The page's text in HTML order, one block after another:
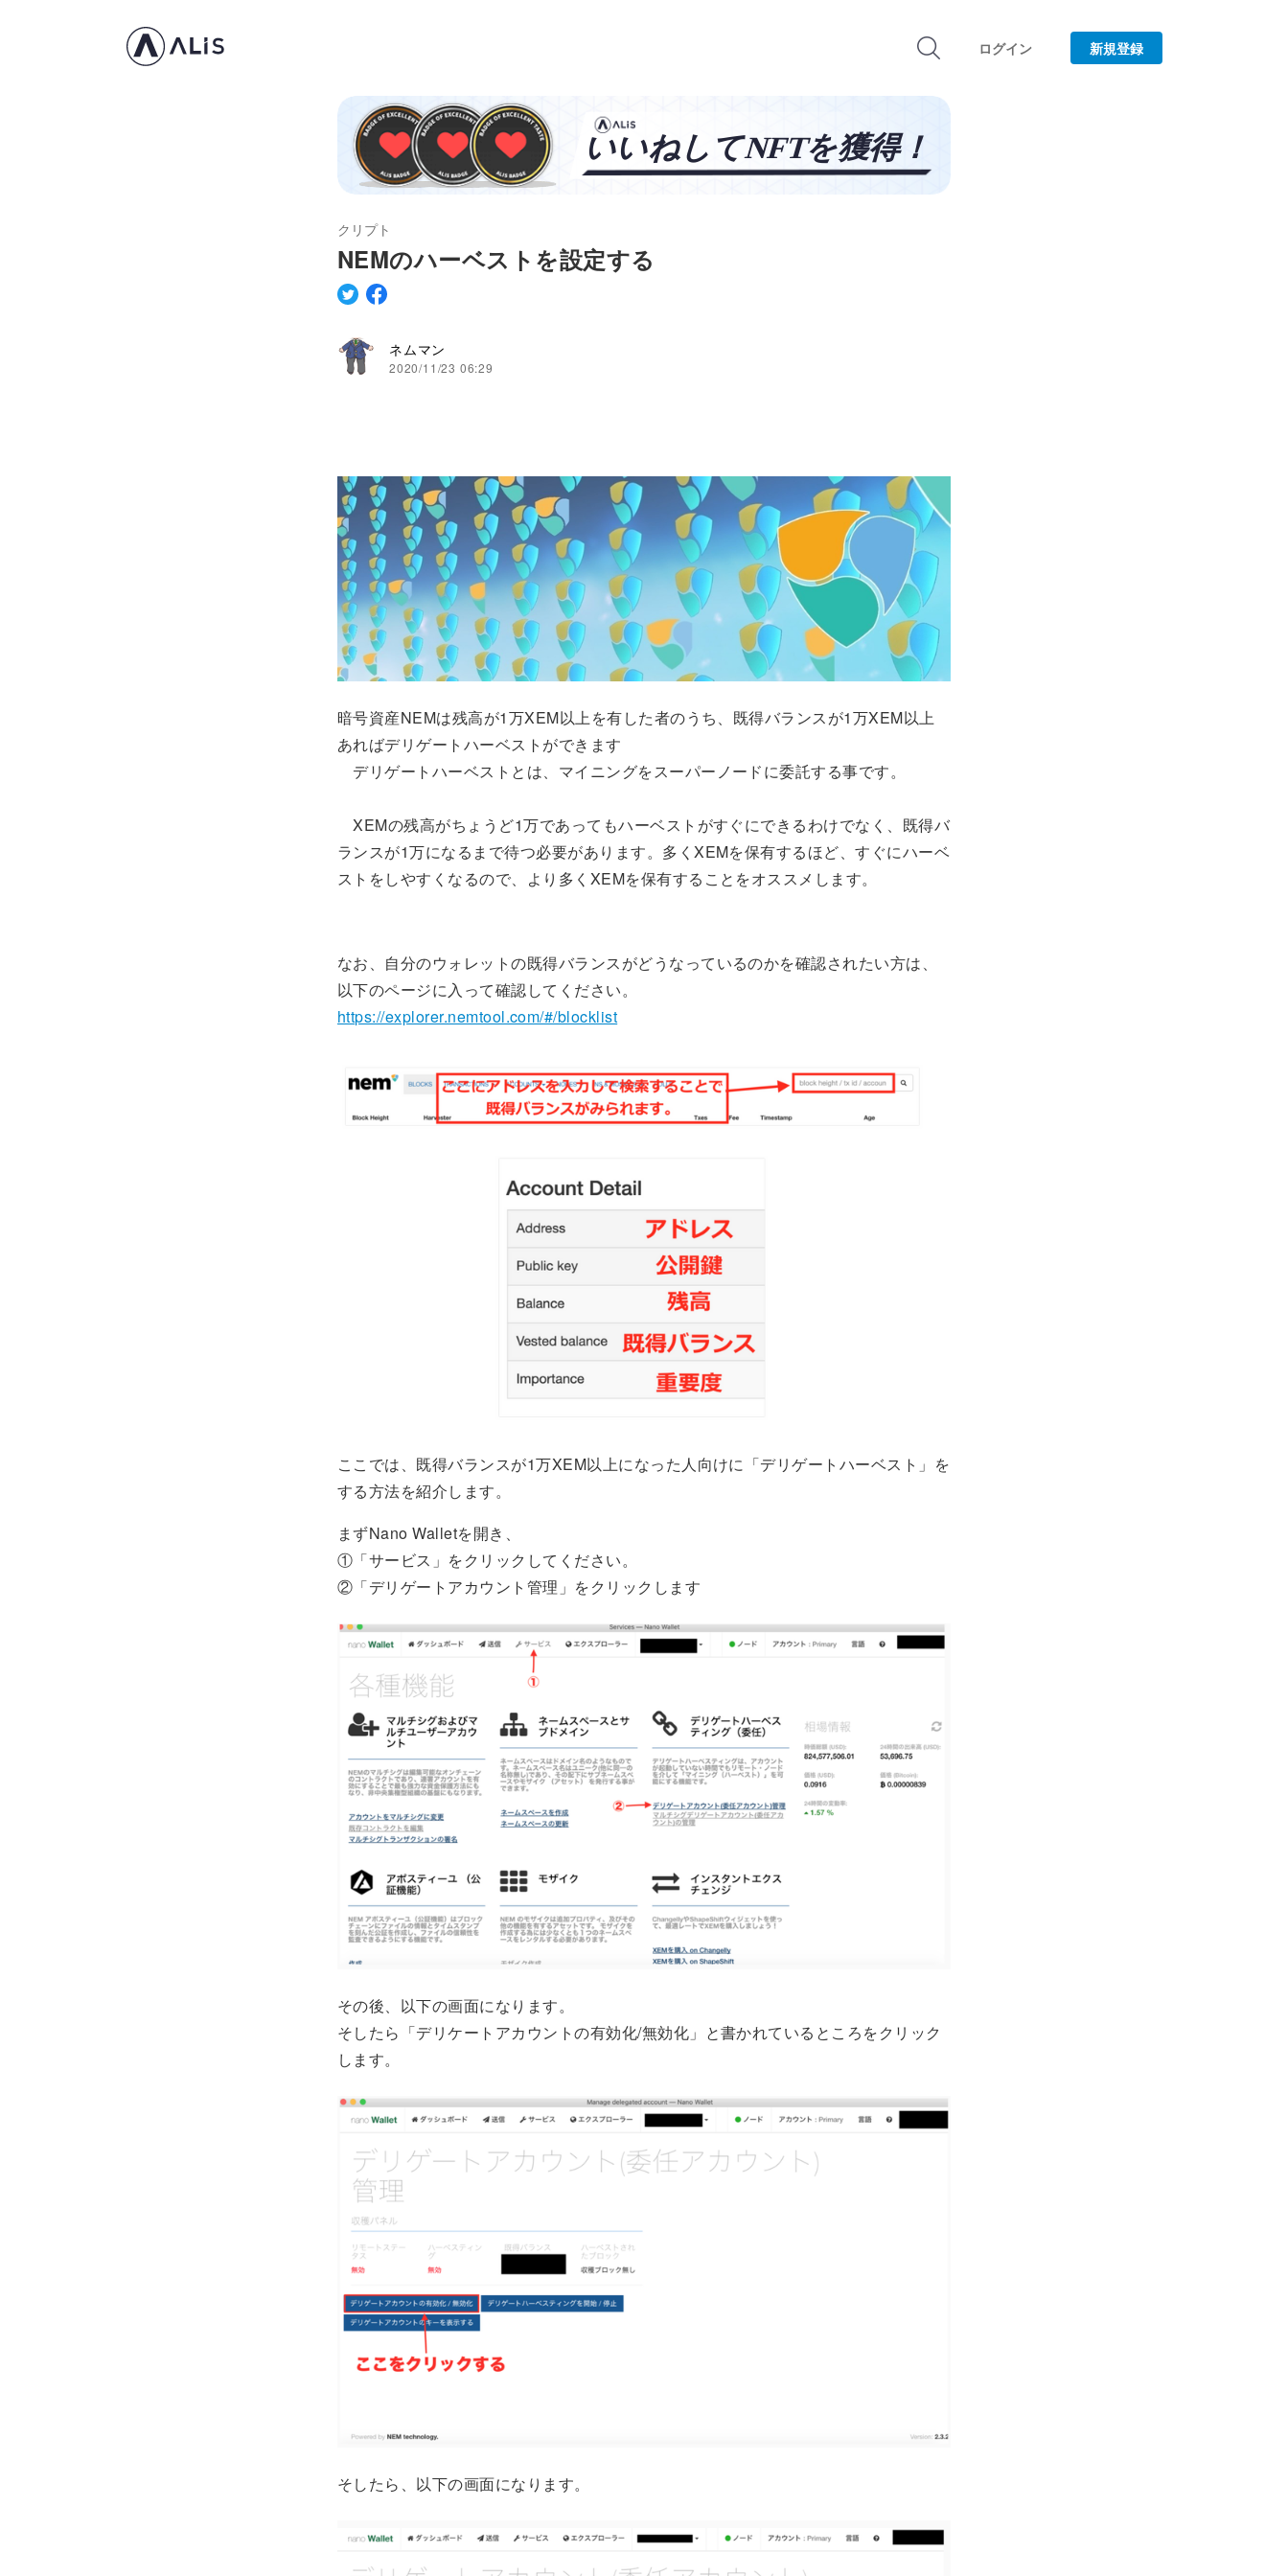
ログイン 新規登録
クリプト
NEMのハーベストを設定する
ネムマン
2020/11/23 06:29
暗号資産NEMは残高が1万XEM以上を有した者のうち、既得バランスが1万XEM以上
あればデリゲートハーベストができます
デリゲートハーベストとは、マイニングをスーパーノードに委託する事です。
XEMの残高がちょうど1万であってもハーベストがすぐにできるわけでなく、既得バ
ランスが1万になるまで待つ必要があります。多くXEMを保有するほど、すぐにハーベ
ストをしやすくなるので、より多くXEMを保有することをオススメします。
なお、自分のウォレットの既得バランスがどうなっているのかを確認されたい方は、
以下のページに入って確認してください。
https://explorer.nemtool.com/#/blocklist
ここでは、既得バランスが1万XEM以上になった人向けに「デリゲートハーベスト」を
する方法を紹介します。
まずNano Walletを開き、
①「サービス」をクリックしてください。
②「デリゲートアカウント管理」をクリックします
その後、以下の画面になります。
そしたら「デリケートアカウントの有効化/無効化」と書かれているところをクリック
します。
そしたら、以下の画面になります。